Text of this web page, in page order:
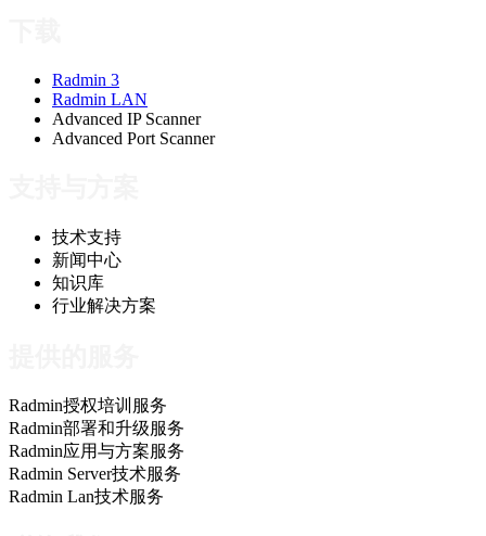
Radmin 3
Radmin LAN
Advanced IP Scanner
Advanced Port Scanner
技术支持
新闻中心
知识库
行业解决方案
Radmin授权培训服务
Radmin部署和升级服务
Radmin应用与方案服务
Radmin Server技术服务
Radmin Lan技术服务